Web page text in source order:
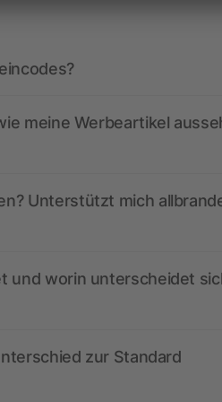
meine Werbeartikel
Unterstützt mich
und worin unterscheidet
zur Standard